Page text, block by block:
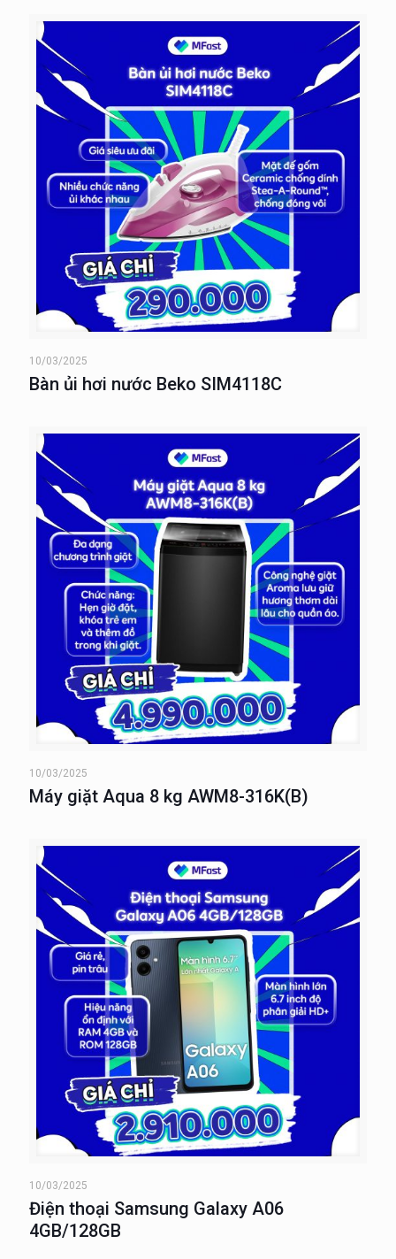
10/03/2025
Bàn ủi hơi nước Beko SIM4118C
10/03/2025
Máy giặt Aqua 8 kg AWM8-316K(B)
10/03/2025
Điện thoại Samsung Galaxy A06
4GB/128GB